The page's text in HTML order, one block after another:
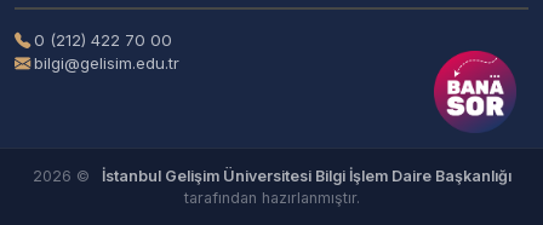
0 (212) 422 70 00
bilgi@gelisim.edu.tr
2026 ©
İstanbul Gelişim Üniversitesi Bilgi İşlem Daire Başkanlığı
tarafından hazırlanmıştır.